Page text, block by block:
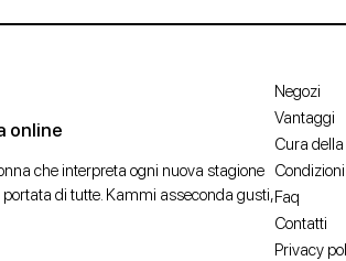
online
che interpreta ogni nuova stagione
di tutte. Kammi asseconda gusti,
Negozi
Vantaggi
Cura
Faq
Contatti
Privacy